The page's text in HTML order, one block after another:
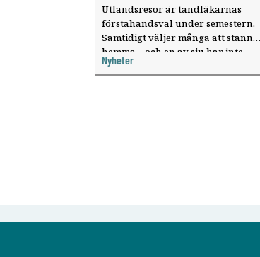
Utlandsresor är tandläkarnas
förstahandsval under semestern.
Samtidigt väljer många att stanna
hemma – och en av sju har inte
haft någon sommarledighet alls,
enligt "månadens fråga".
Nyheter